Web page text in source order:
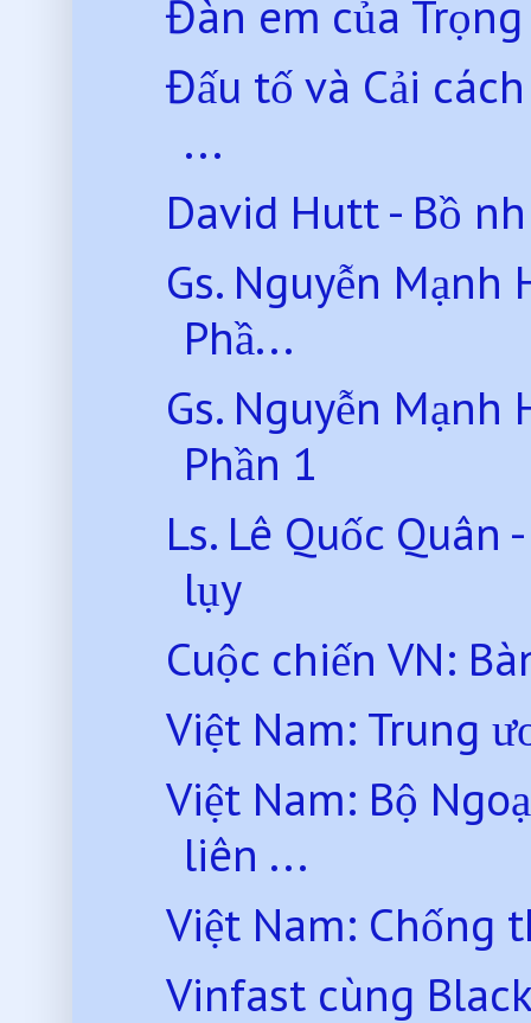
Đàn em của
Đấu tố và Cải
...
David Hutt - Bồ
Gs. Nguyễn Mạnh
Phầ...
Gs. Nguyễn Mạnh
Phần 1
Ls. Lê Quốc
lụy
Cuộc chiến VN:
Việt Nam: Trung
Việt Nam: Bộ
liên ...
Việt Nam: Chống
Vinfast cùng